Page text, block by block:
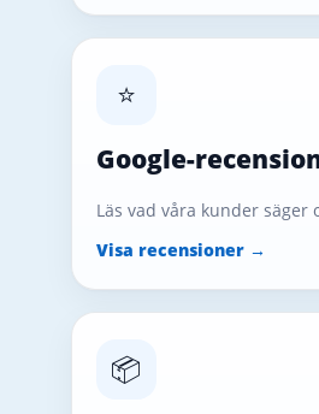
⭐
Google-
Läs vad våra kunder säger
Visa recensioner →
📦